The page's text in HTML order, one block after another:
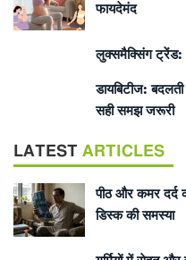
फायदेमंद
लुक्समैक्सिंग ट्रेंड:
डायबिटीज:
सही समझ जरूरी
LATEST ARTICLES
पीठ और कमर दर्द
डिस्क की समस्या